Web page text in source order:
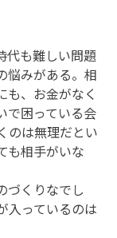
代も難しい問題
悩みがある。相
も、お金がなく
で困っている会
のは無理だとい
も相手がいな
づくりなでし
入っているのは